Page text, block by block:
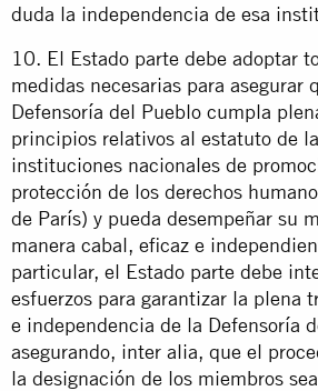
duda la independencia de esa
10. El Estado parte debe adoptar
medidas necesarias para asegurar
Defensoría del Pueblo cumpla
principios relativos al estatuto de
instituciones nacionales de
protección de los derechos
de París) y pueda desempeñar su
manera cabal, eficaz e
particular, el Estado parte debe
esfuerzos para garantizar la plena
e independencia de la Defensoría
asegurando, inter alia, que el
la designación de los miembros